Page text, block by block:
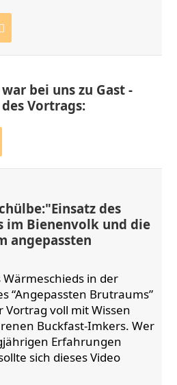
bei uns zu Gast -
Vortrags:
des
im Bienenvolk und die
angepassten
Wärmeschieds in der
“Angepassten Brutraums”
Vortrag voll mit Wissen
Buckfast-Imkers. Wer
Erfahrungen
sich dieses Video